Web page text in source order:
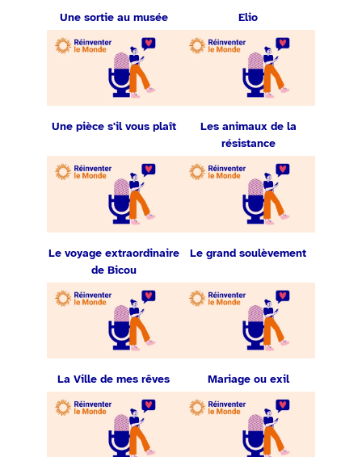
Une sortie au musée Elio
Une pièce s'il vous plaît
Les animaux de la
résistance
Le voyage extraordinaire
de Bicou
Le grand soulèvement
La Ville de mes rêves Mariage ou exil